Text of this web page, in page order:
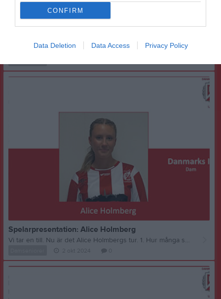
CONFIRM
Data Deletion Data Access Privacy Policy
Ulrika von Scheele klar för Danmarks Dam
Spelarpresentation: Alice Holmberg
Vi tar en till. Nu är det Alice Holmbergs tur. 1. Hur många säsonger har du i Danmarks Dam? AH: Jag har spelat i Danmark sen alltid men damerna har jag kört med i kanske 3 eller 4 säsonger 2. Hur är det att spela i Danmarks Dam? AH: Superkul!! Både den fina lagkänslan vi har men också engagemanget som tränarna ger tycker jag gör Danmark till det bästa laget. 3. Vad har du för målsättning med säsongen? AH: Mitt mål med säsongen är att fortsätta spela och utvecklas som fotbollsspelare. Men det hade också förstås varit kul att lyckas ta oss upp i division 2 och 4 :) 4. Vad ser du mest fram emot med detta år? AH: Jag ser fram emot alla träningar, matcher och roliga saker som vi ska göra tillsammans i laget! Det är alltid kul att träffa alla. 5. Beskriv dina och lagets styrkor? AH: Jag skulle säga att en av våra styrkor i laget är att vi är ett lag av väldigt varierande fotbollsspelare som alla bidrar och kompletterar varandra väldigt bra. Dessutom så ger vi aldrig upp och kämpar alltid in i det sista! 6. Vem i laget tror du vinner skytteligan i år? AH: Hmm… Skulle säga att det nog blir en väldigt jämn match där mellan Ullis och Bimer. 7. Har du något att säga till våra fans och följare? AH: Kom gärna ner till Danelid och kolla på lite bra fotboll